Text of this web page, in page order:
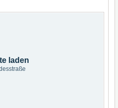
laden